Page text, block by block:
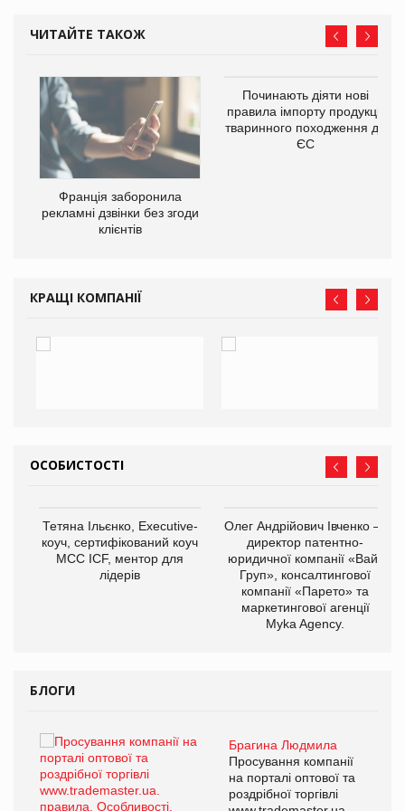
ЧИТАЙТЕ ТАКОЖ
Франція заборонила
рекламні дзвінки без згоди
клієнтів
Починають діяти нові
правила імпорту продукції
тваринного походження до
ЄС
КРАЩІ КОМПАНІЇ
ОСОБИСТОСТІ
Тетяна Ільєнко, Executive-
коуч, сертифікований коуч
МСС ICF, ментор для
лідерів
Олег Андрійович Івченко —
директор патентно-
юридичної компанії «Вайз
Груп», консалтингової
компанії «Парето» та
маркетингової агенції
Myka Agency.
БЛОГИ
Брагина Людмила
Просування компанії
на порталі оптової та
роздрібної торгівлі